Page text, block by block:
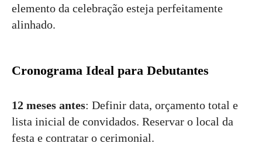
elemento da celebração esteja perfeitamente
alinhado.
Cronograma Ideal para Debutantes
12 meses antes: Definir data, orçamento total e
lista inicial de convidados. Reservar o local da
festa e contratar o cerimonial.